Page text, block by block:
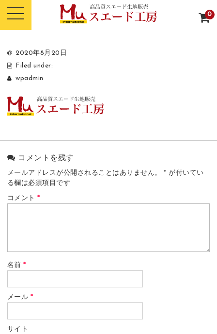
0
2020年8月20日
Filed under:
wpadmin
コメントを残す
メールアドレスが公開されることはありません。 * が付いてい
る欄は必須項目です
コメント*
名前*
メール *
サイト